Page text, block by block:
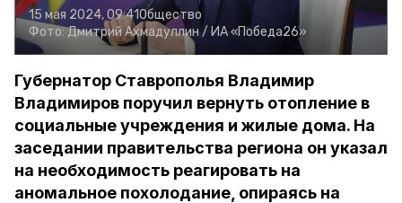
15 мая 2024, 09:41Общество
Фото:Дмитрий Ахмадуллин / ИА «Победа26»
Губернатор Ставрополья Владимир
Владимиров поручил вернуть отопление в
социальные учреждения и жилые дома. На
заседании правительства региона он указал
на необходимость реагировать на
аномальное похолодание, опираясь на